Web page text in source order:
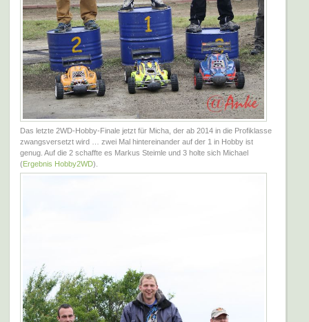
Das letzte 2WD-Hobby-Finale jetzt für Micha, der ab 2014 in die Profiklasse
zwangsversetzt wird … zwei Mal hintereinander auf der 1 in Hobby ist
genug. Auf die 2 schaffte es Markus Steimle und 3 holte sich Michael
(Ergebnis Hobby2WD).